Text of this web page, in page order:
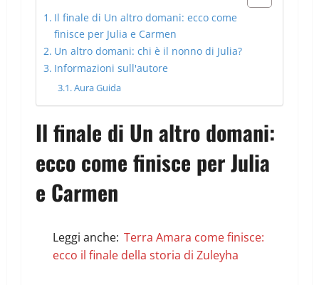
Il finale di Un altro domani: ecco come
finisce per Julia e Carmen
Un altro domani: chi è il nonno di Julia?
Informazioni sull'autore
Aura Guida
Il finale di Un altro domani:
ecco come finisce per Julia
e Carmen
Leggi anche: Terra Amara come finisce:
ecco il finale della storia di Zuleyha